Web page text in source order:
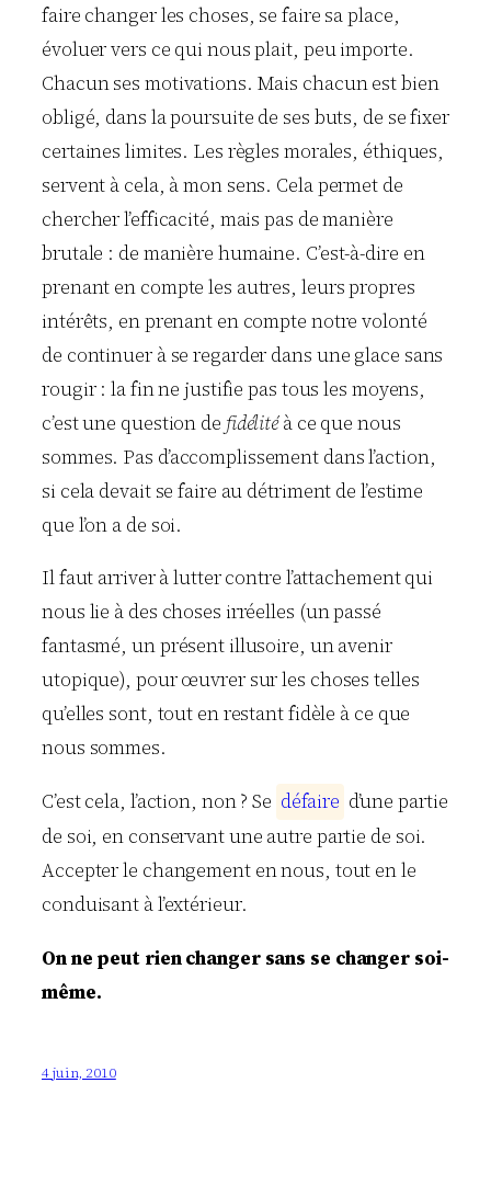
faire changer les choses, se faire sa place,
évoluer vers ce qui nous plait, peu importe.
Chacun ses motivations. Mais chacun est bien
obligé, dans la poursuite de ses buts, de se fixer
certaines limites. Les règles morales, éthiques,
servent à cela, à mon sens. Cela permet de
chercher l’efficacité, mais pas de manière
brutale : de manière humaine. C’est-à-dire en
prenant en compte les autres, leurs propres
intérêts, en prenant en compte notre volonté
de continuer à se regarder dans une glace sans
rougir : la fin ne justifie pas tous les moyens,
c’est une question de fidélitéà ce que nous
sommes. Pas d’accomplissement dans l’action,
si cela devait se faire au détriment de l’estime
que l’on a de soi.
Il faut arriver à lutter contre l’attachement qui
nous lie à des choses irréelles (un passé
fantasmé, un présent illusoire, un avenir
utopique), pour œuvrer sur les choses telles
qu’elles sont, tout en restant fidèle à ce que
nous sommes.
C’est cela, l’action, non ? Se défaire d’une partie
de soi, en conservant une autre partie de soi.
Accepter le changement en nous, tout en le
conduisant à l’extérieur.
On ne peut rien changer sans se changer soi-
même.
4 juin, 2010